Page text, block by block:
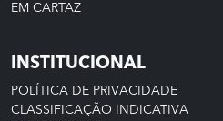
EM CARTAZ
INSTITUCIONAL
POLÍTICA DE PRIVACIDADE
CLASSIFICAÇÃO INDICATIVA